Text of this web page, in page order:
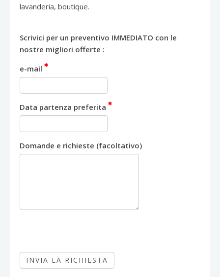
lavanderia, boutique.
Scrivici per un preventivo IMMEDIATO con le
nostre migliori offerte :
e-mail
Data partenza preferita
Domande e richieste (facoltativo)